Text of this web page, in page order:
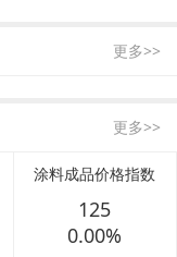
更多>>
更多>>
涂料成品价格指数
125
0.00%